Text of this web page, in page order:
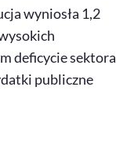
wyniosła 1,2
deficycie sektora
publiczne